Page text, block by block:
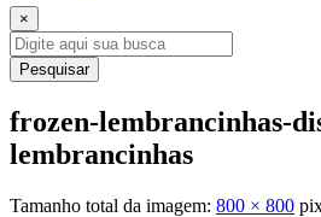
×
Pesquisar
frozen-lembrancinhas-
lembrancinhas
Tamanho total da imagem: 800 × 800